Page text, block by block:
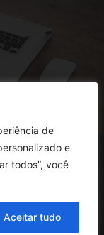
de
e
todos”, você
Aceitar tudo
121